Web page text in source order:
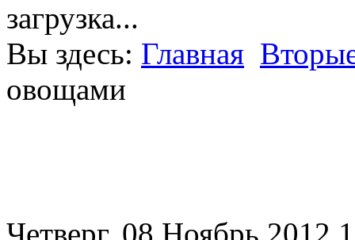
загрузка...
Вы здесь: Главная
овощами